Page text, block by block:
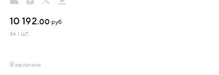
В наличии
10 192.00 руб
ЗА 1 ШТ.